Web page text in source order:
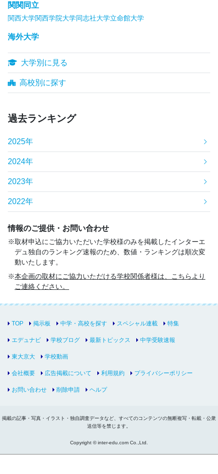
関関同立
関西大学関西学院大学同志社大学立命館大学
海外大学
大学別に見る
高校別に探す
過去ランキング
2025年
2024年
2023年
2022年
情報のご提供・お問い合わせ
取材申込にご協力いただいた学校様のみを掲載したインターエ
デュ独自のランキング速報のため、数値・ランキングは順次変
動いたします。
本企画の取材にご協力いただける学校関係者様は、こちらより
ご連絡ください。
TOP 掲示板 中学・高校を探す スペシャル連載 特集
エデュナビ 学校ブログ 最新トピックス 中学受験速報
東大京大 学校動画
会社概要 広告掲載について 利用規約 プライバシーポリシー
お問い合わせ 削除申請 ヘルプ
掲載の記事・写真・イラスト・独自調査データなど、すべてのコンテンツの無断複写・転載・公衆
送信等を禁じます。
Copyright © inter-edu.com Co.,Ltd.